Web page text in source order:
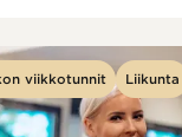
viikkotunnit Liikunta